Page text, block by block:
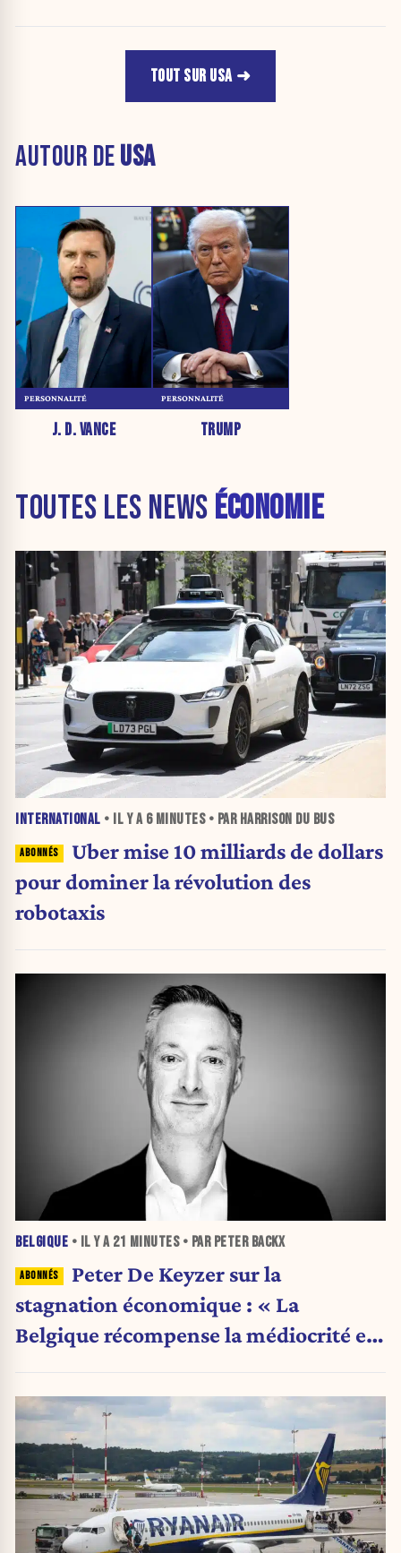
TOUT SUR USA
AUTOUR DEUSA
J. D. VANCE
PERSONNALITÉ
TRUMP
PERSONNALITÉ
TOUTES LES NEWS ÉCONOMIE
INTERNATIONAL • IL Y A 6 MINUTES• PAR HARRISON DU BUS
Uber mise 10 milliards de dollars
pour dominer la révolution des
robotaxis
BELGIQUE • IL Y A 21 MINUTES• PAR PETER BACKX
Peter De Keyzer sur la
stagnation économique : « La
Belgique récompense la médiocrité et